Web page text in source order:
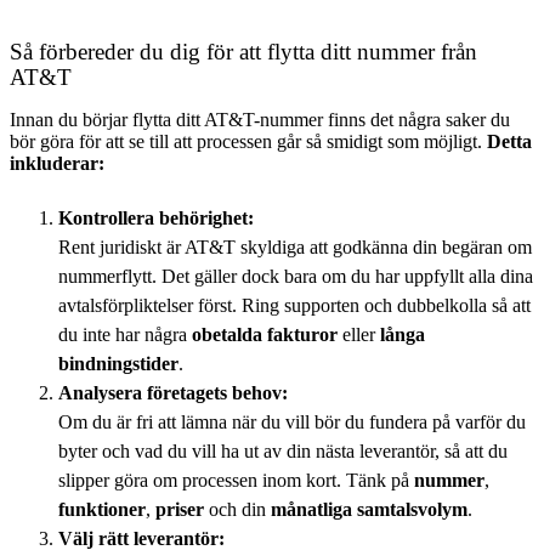
Så förbereder du dig för att flytta ditt nummer från
AT&T
Innan du börjar flytta ditt AT&T-nummer finns det några saker du
bör göra för att se till att processen går så smidigt som möjligt. Detta
inkluderar:
Kontrollera behörighet:
Rent juridiskt är AT&T skyldiga att godkänna din begäran om
nummerflytt. Det gäller dock bara om du har uppfyllt alla dina
avtalsförpliktelser först. Ring supporten och dubbelkolla så att
du inte har några obetalda fakturor ellerlånga
bindningstider.
Analysera företagets behov:
Om du är fri att lämna när du vill bör du fundera på varför du
byter och vad du vill ha ut av din nästa leverantör, så att du
slipper göra om processen inom kort. Tänk på nummer,
funktioner, priser och din månatliga samtalsvolym.
Välj rätt leverantör: